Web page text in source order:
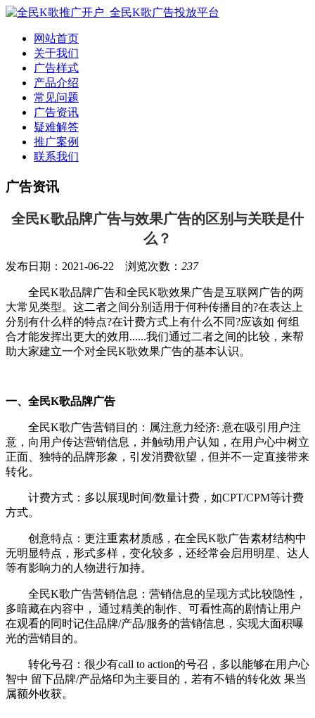
网站首页
关于我们
广告样式
产品介绍
常见问题
广告资讯
疑难解答
推广案例
联系我们
广告资讯
全民K歌品牌广告与效果广告的区别与关联是什
么？
发布日期：2021-06-22 浏览次数： 237
全民K歌品牌广告和全民K歌效果广告是互联网广告的两
大常见类型。 这二者之间分别适用于何种传播目的?在表达上
分别有什么样的特点?在计费方式上有什么不同?应该如 何组
合才能发挥出更大的效用......我们通过二者之间的比较，来帮
助大家建立一个对全民K歌效果广告的基本认识。
一、全民K歌品牌广告
全民K歌广告营销目的： 属注意力经济: 意在吸引用户注
意，向用户传达营销信息，并触动用户认知，在用户心中树立
正面、独特的品牌形象，引发消费欲望，但并不一定直接带来
转化。
计费方式： 多以展现时间/数量计费，如CPT/CPM等计费
方式。
创意特点： 更注重素材质感，在全民K歌广告素材结构中
无明显特点，形式多样，变化较多，还经常会启用明星、达人
等有影响力的人物进行加持。
全民K歌广告营销信息： 营销信息的呈现方式比较隐性，
多暗藏在内容中， 通过精美的制作、可看性高的剧情让用户
在观看的同时记住品牌/产品/服务的营销信息，实现大面积曝
光的营销目的。
转化号召： 很少有call to action的号召，多以能够在用户心
智中 留下品牌/产品烙印为主要目的，若有不错的转化效 果当
属额外收获。